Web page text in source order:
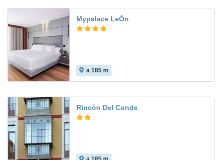
Mypalace LeÓn
a 185 m
Rincón Del Conde